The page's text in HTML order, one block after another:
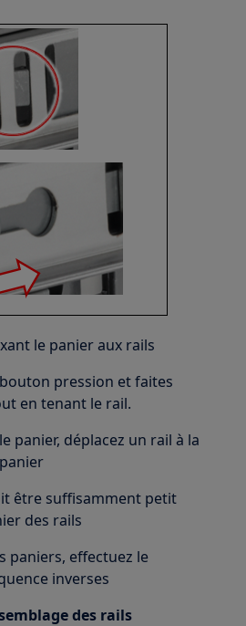
le panier aux rails
pression et faites
en tenant le rail.
panier, déplacez un rail à la
être suffisamment petit
des rails
paniers, effectuez le
inverses
des rails